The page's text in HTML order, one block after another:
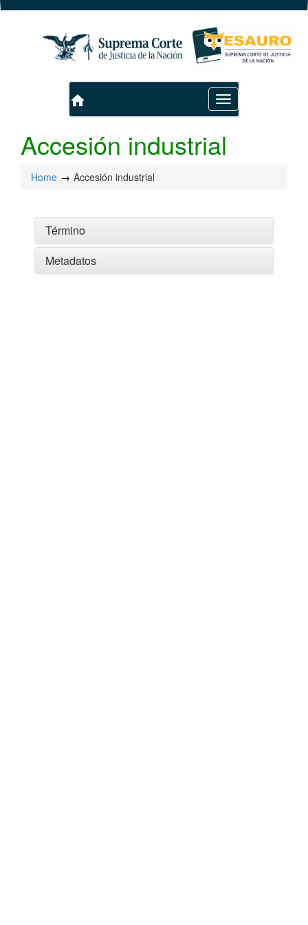
Toggle
navigation
home
Accesión industrial
Home Accesión industrial
Término
Metadatos